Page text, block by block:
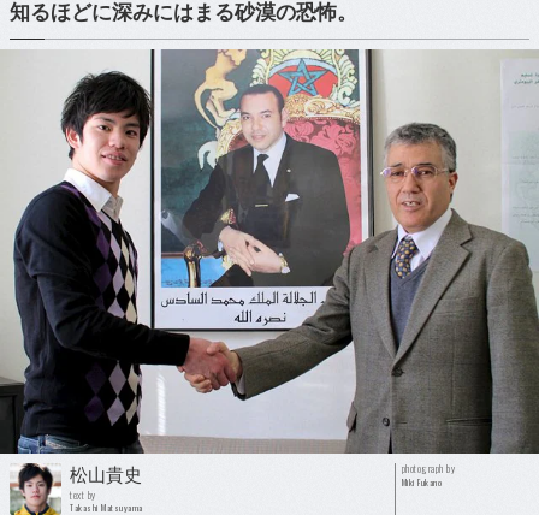
知るほどに深みにはまる砂漠の恐怖。
松山貴史
text by
Takashi Matsuyama
photograph by
Miki Fukano